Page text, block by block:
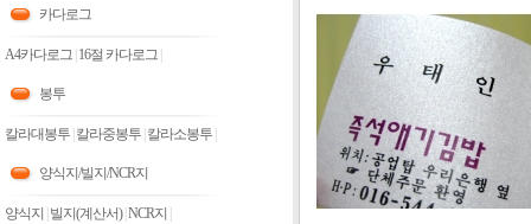
카다로그
A4카다로그 16절 카다로그
봉투
칼라대봉투 칼라중봉투 칼라소봉투
양식지/빌지/NCR지
양식지 빌지(계산서)| NCR지